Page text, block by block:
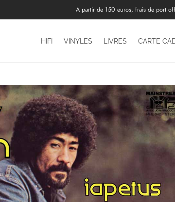
A partir de 150 euros, frais de port
HIFI VINYLES LIVRES CARTE